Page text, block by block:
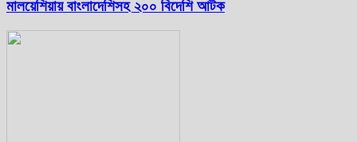
মালয়েশিয়ায় বাংলাদেশিসহ ২০০ বিদেশি আটক